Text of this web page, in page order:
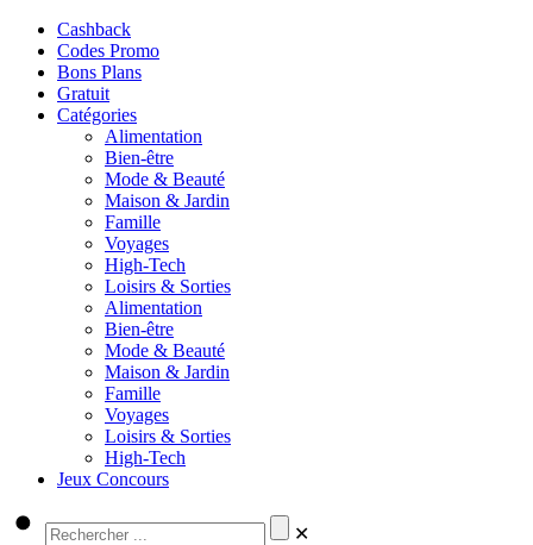
Cashback
Codes Promo
Bons Plans
Gratuit
Catégories
Alimentation
Bien-être
Mode & Beauté
Maison & Jardin
Famille
Voyages
High-Tech
Loisirs & Sorties
Alimentation
Bien-être
Mode & Beauté
Maison & Jardin
Famille
Voyages
Loisirs & Sorties
High-Tech
Jeux Concours
✕